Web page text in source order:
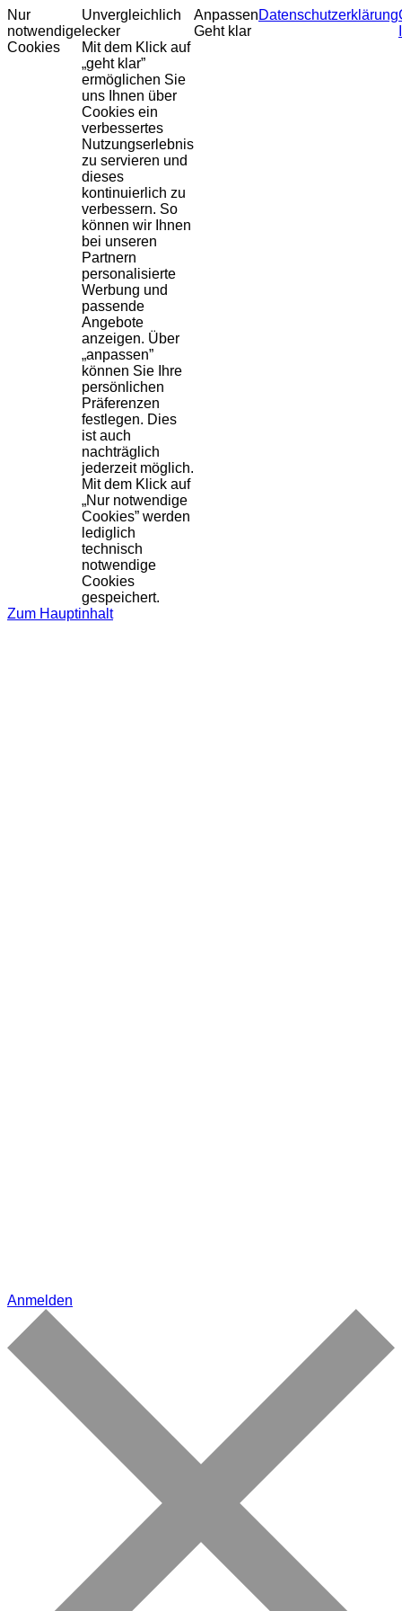
Nur
notwendige
Cookies
Unvergleichlich
lecker
Mit dem Klick auf
„geht klar”
ermöglichen Sie
uns Ihnen über
Cookies ein
verbessertes
Nutzungserlebnis
zu servieren und
dieses
kontinuierlich zu
verbessern. So
können wir Ihnen
bei unseren
Partnern
personalisierte
Werbung und
passende
Angebote
anzeigen. Über
„anpassen”
können Sie Ihre
persönlichen
Präferenzen
festlegen. Dies
ist auch
nachträglich
jederzeit möglich.
Mit dem Klick auf
„Nur notwendige
Cookies” werden
lediglich
technisch
notwendige
Cookies
gespeichert.
Anpassen
Geht klar
Datenschutzerklärung
Zum Hauptinhalt
Anmelden